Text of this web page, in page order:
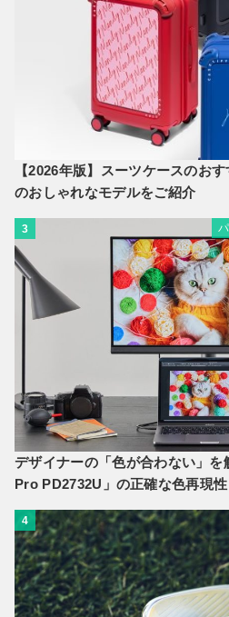
【2026年版】スーツケースのお
のおしゃれなモデルをご紹介
3
デザイナーの「色が合わない」
Pro PD2732U」の正確な色再現
4